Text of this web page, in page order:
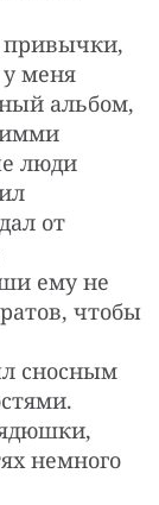
привычки,
у меня
альбом,
люди
от
ему не
чтобы
сносным
немного